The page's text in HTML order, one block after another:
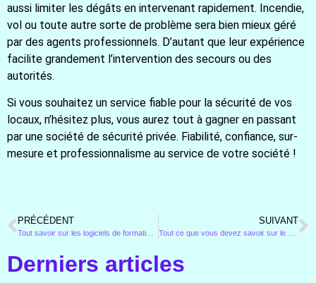
aussi limiter les dégâts en intervenant rapidement. Incendie,
vol ou toute autre sorte de problème sera bien mieux géré
par des agents professionnels. D’autant que leur expérience
facilite grandement l’intervention des secours ou des
autorités.
Si vous souhaitez un service fiable pour la sécurité de vos
locaux, n’hésitez plus, vous aurez tout à gagner en passant
par une société de sécurité privée. Fiabilité, confiance, sur-
mesure et professionnalisme au service de votre société !
PRÉCÉDENT SUIVANT
Derniers articles